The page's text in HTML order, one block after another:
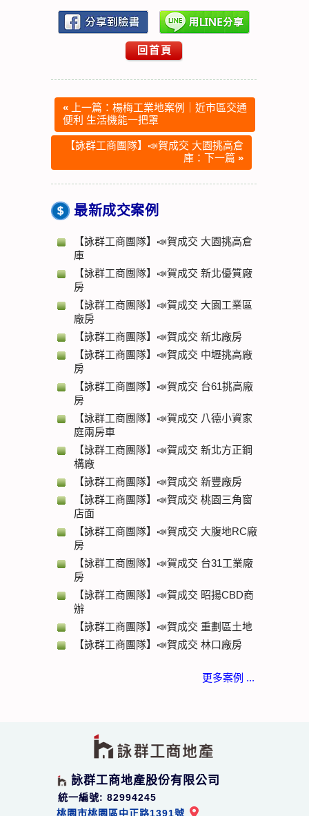
回首頁
« 上一篇：楊梅工業地案例｜近市區交通
便利 生活機能一把罩
【詠群工商團隊】📣賀成交 大園挑高倉
庫：下一篇 »
最新成交案例
【詠群工商團隊】📣賀成交 大園挑高倉
庫
【詠群工商團隊】📣賀成交 新北優質廠
房
【詠群工商團隊】📣賀成交 大園工業區
廠房
【詠群工商團隊】📣賀成交 新北廠房
【詠群工商團隊】📣賀成交 中壢挑高廠
房
【詠群工商團隊】📣賀成交 台61挑高廠
房
【詠群工商團隊】📣賀成交 八德小資家
庭兩房車
【詠群工商團隊】📣賀成交 新北方正鋼
構廠
【詠群工商團隊】📣賀成交 新豐廠房
【詠群工商團隊】📣賀成交 桃園三角窗
店面
【詠群工商團隊】📣賀成交 大腹地RC廠
房
【詠群工商團隊】📣賀成交 台31工業廠
房
【詠群工商團隊】📣賀成交 昭揚CBD商
辦
【詠群工商團隊】📣賀成交 重劃區土地
【詠群工商團隊】📣賀成交 林口廠房
更多案例 ...
詠群工商地產股份有限公司
統一編號: 82994245
桃園市桃園區中正路1391號